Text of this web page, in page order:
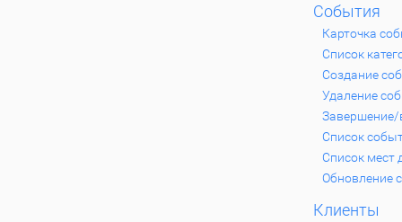
События
Карточка
Список
Создание
Удаление
Завершение/
Список
Список мест
Обновление
Клиенты